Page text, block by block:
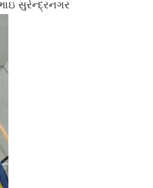
સુરેન્દ્રનગર